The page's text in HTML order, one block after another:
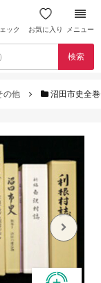
ック お気に入り メニュー
検索
の他 沼田市史全